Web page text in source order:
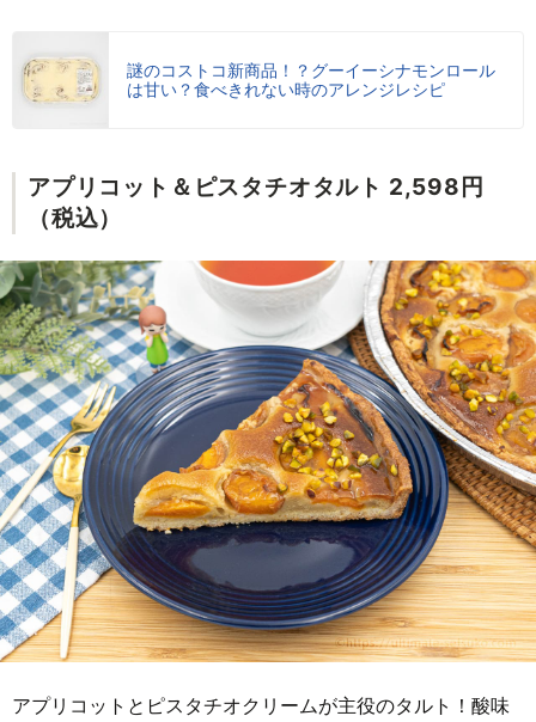
謎のコストコ新商品！？グーイーシナモンロール
は甘い？食べきれない時のアレンジレシピ
アプリコット＆ピスタチオタルト 2,598円
（税込）
アプリコットとピスタチオクリームが主役のタルト！酸味